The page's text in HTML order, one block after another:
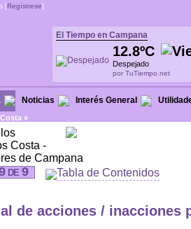
[Regístrese]
El Tiempo en Campana
12.8ºC
Despejado
por TuTiempo.net
Noticias Interés General
»
Costa -
de Campana
de 9 Tabla de Contenidos
de acciones / inacciones